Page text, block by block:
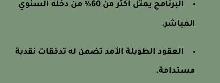
البرنامج يمثل أكثر من 60% من دخله السنوي
المباشر.
العقود الطويلة الأمد تضمن له تدفقات نقدية
مستدامة.